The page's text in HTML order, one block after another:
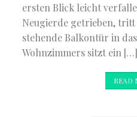
ersten Blick leicht
Neugierde getrieben,
stehende Balkontür in
Wohnzimmers sitzt ein […]
READ